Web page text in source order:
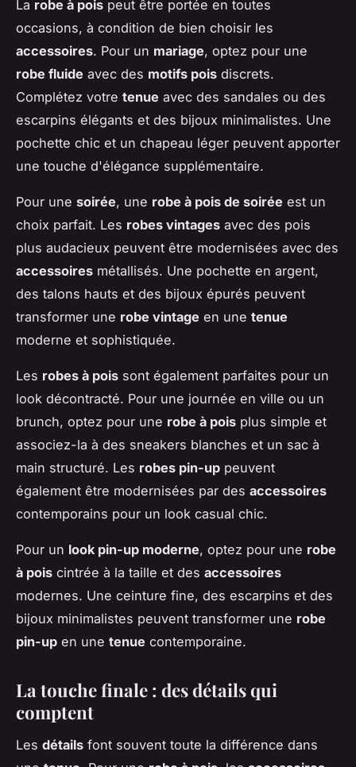
La robe à pois peut être portée en toutes
occasions, à condition de bien choisir les
accessoires. Pour un mariage, optez pour une
robe fluide avec des motifs pois discrets.
Complétez votre tenue avec des sandales ou des
escarpins élégants et des bijoux minimalistes. Une
pochette chic et un chapeau léger peuvent apporter
une touche d'élégance supplémentaire.
Pour une soirée, une robe à pois de soirée est un
choix parfait. Les robes vintages avec des pois
plus audacieux peuvent être modernisées avec des
accessoires métallisés. Une pochette en argent,
des talons hauts et des bijoux épurés peuvent
transformer une robe vintage en une tenue
moderne et sophistiquée.
Les robes à pois sont également parfaites pour un
look décontracté. Pour une journée en ville ou un
brunch, optez pour une robe à pois plus simple et
associez-la à des sneakers blanches et un sac à
main structuré. Les robes pin-up peuvent
également être modernisées par des accessoires
contemporains pour un look casual chic.
Pour un look pin-up moderne, optez pour une robe
à pois cintrée à la taille et des accessoires
modernes. Une ceinture fine, des escarpins et des
bijoux minimalistes peuvent transformer une robe
pin-up en une tenue contemporaine.
La touche finale : des détails qui
comptent
Les détails font souvent toute la différence dans